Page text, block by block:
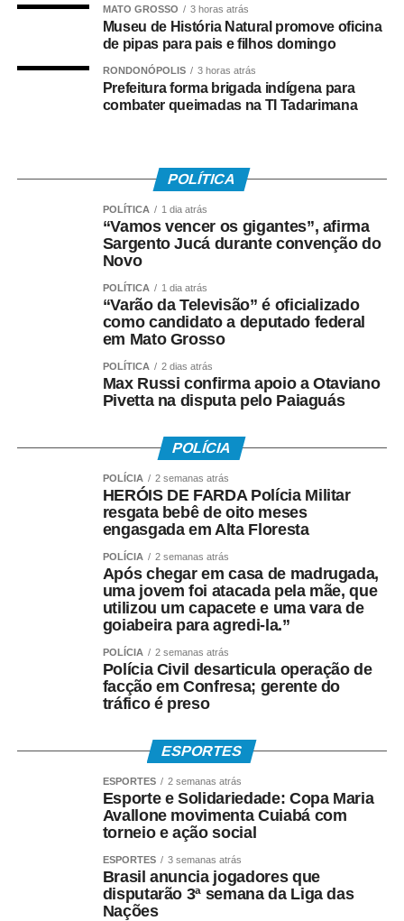
*O GRINGO DAS PIPAS*
Da infância humilde ao trabalho que transformou vidas, a
história de Gringo Pipas começou quando ele tinha
começou como uma brincadeira de infância logo se
tornou seu principal lazer e sua fonte de renda.
Foi com a venda de pipas que conseguiu comprar seus
próprios materiais, aperfeiçoar técnicas e transformar uma
paixão em profissão. Hoje, além da produção artesanal,
mantém um ateliê especializado, participa de eventos,
festivais e campeonatos e ministra oficinas em diversas
O trabalho social também nasceu dessa trajetória. Ao
perceber o interesse das crianças que viviam nas
periferias de Cuiabá, Gringo passou a realizar oficinas
gratuitas em bairros populares e projetos sociais,
ensinando não apenas a construir pipas, mas também
valores como respeito, disciplina, convivência e
responsabilidade. Muitas dessas crianças encontraram
jovens passaram, inclusive, a produzir pipas para
complementar a renda familiar.
Formado em Educação Física, estudante de Psicologia e
reconhecido com o título de Comendador pelo trabalho
desenvolvido em comunidades, ele transformou a pipa
em uma ferramenta pedagógica. Em suas oficinas, utiliza
a atividade para ensinar conteúdos de História,
além de promover reflexões sobre bullying, preconceito,
cidadania e inclusão social.
“A pipa mudou a minha vida. Foi meu brinquedo, meu
lazer e também meu sustento. Hoje tenho a alegria de
devolver isso para outras crianças, mostrando que elas
podem aprender, sonhar e construir oportunidades por
meio de uma brincadeira tão simples e tão rica
MATO GROSSO 3 horas atrás
Museu de História Natural promove oficina
de pipas para pais e filhos domingo
RONDONÓPOLIS 3 horas atrás
Prefeitura forma brigada indígena para
combater queimadas na TI Tadarimana
POLÍTICA
POLÍTICA 1 dia atrás
“Vamos vencer os gigantes”, afirma
Sargento Jucá durante convenção do
Novo
POLÍTICA 1 dia atrás
“Varão da Televisão” é oficializado
como candidato a deputado federal
em Mato Grosso
POLÍTICA 2 dias atrás
Max Russi confirma apoio a Otaviano
Pivetta na disputa pelo Paiaguás
POLÍCIA
POLÍCIA 2 semanas atrás
HERÓIS DE FARDA Polícia Militar
resgata bebê de oito meses
engasgada em Alta Floresta
POLÍCIA 2 semanas atrás
Após chegar em casa de madrugada,
uma jovem foi atacada pela mãe, que
utilizou um capacete e uma vara de
goiabeira para agredi-la.”
POLÍCIA 2 semanas atrás
Polícia Civil desarticula operação de
facção em Confresa; gerente do
tráfico é preso
ESPORTES
ESPORTES 2 semanas atrás
Esporte e Solidariedade: Copa Maria
Avallone movimenta Cuiabá com
torneio e ação social
ESPORTES 3 semanas atrás
Brasil anuncia jogadores que
disputarão 3ª semana da Liga das
Nações